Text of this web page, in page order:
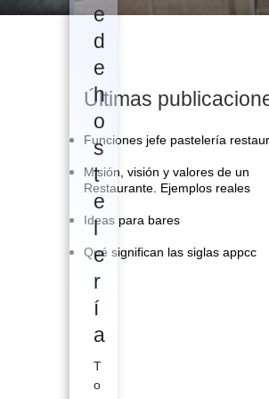
Últimas
Funciones jefe pastelería
Misión, visión y valores de un
Restaurante. Ejemplos reales
Ideas para bares
Qué significan las siglas appcc
e
d
e
h
o
s
t
e
l
e
r
í
a
T
o